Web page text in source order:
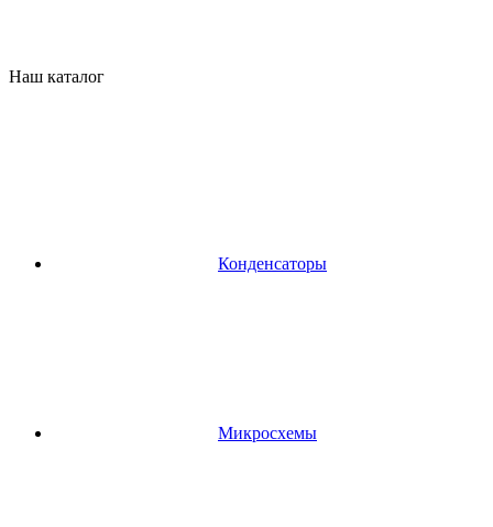
Наш каталог
Конденсаторы
Микросхемы